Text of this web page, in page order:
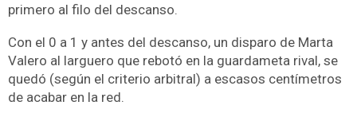
primero al filo del descanso.
Con el 0 a 1 y antes del descanso, un disparo de Marta
Valero al larguero que rebotó en la guardameta rival, se
quedó (según el criterio arbitral) a escasos centímetros
de acabar en la red.